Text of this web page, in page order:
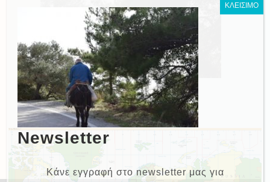
Newsletter
Κάνε εγγραφή στο newsletter μας για
ΚΛΕΙΣΙΜΟ